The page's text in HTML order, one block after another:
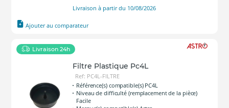
Livraison à partir du 10/08/2026
Ajouter au comparateur
Livraison 24h
Filtre Plastique Pc4L
Ref: PC4L-FILTRE
Référence(s) compatible(s) PC4L
Niveau de difficulté (remplacement de la pièce)
Facile